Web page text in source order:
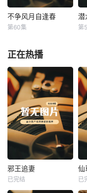
不争风月自逢春
不争风月自逢春
第60集
潜
第
正在热播
热播
邪王追妻
邪王追妻
已完结
热
仙
已